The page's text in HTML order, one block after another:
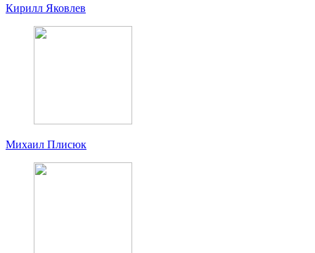
Кирилл Яковлев
Михаил Плисюк